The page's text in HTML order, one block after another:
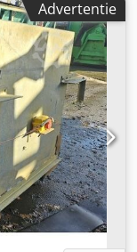
Advertentie